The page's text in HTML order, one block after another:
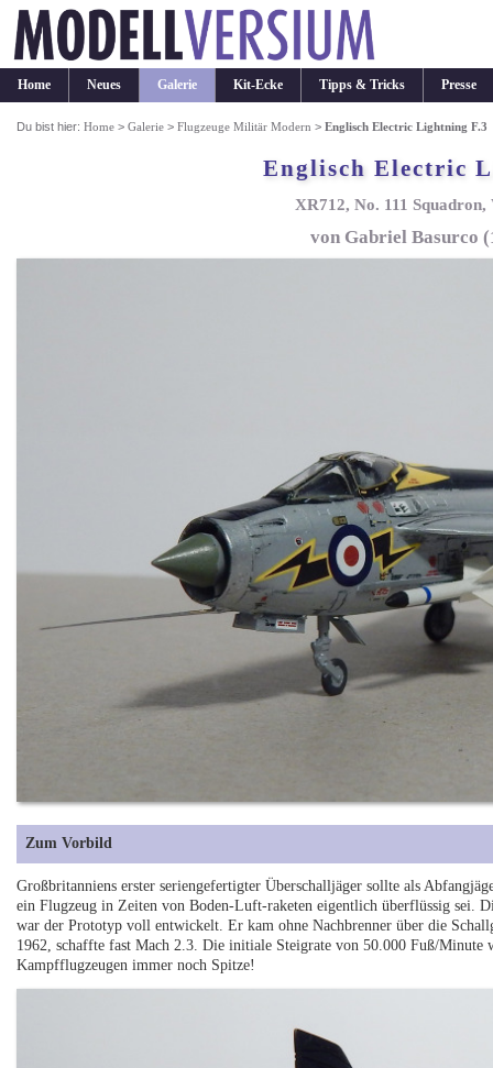
Home Neues Galerie Kit-Ecke Tipps & Tricks Presse
Du bist hier:Home >Galerie >Flugzeuge Militär Modern >Englisch Electric Lightning F.3
Englisch Electric
XR712, No. 111
von Gabriel Basurco
Zum Vorbild
Großbritanniens erster seriengefertigter Überschalljäger sollte als
ein Flugzeug in Zeiten von Boden-Luft-raketen eigentlich überflüssig sei.
war der Prototyp voll entwickelt. Er kam ohne Nachbrenner über die
1962, schaffte fast Mach 2.3. Die initiale Steigrate von 50.000 Fuß/
Kampfflugzeugen immer noch Spitze!